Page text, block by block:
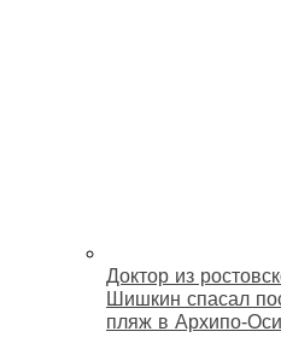
Доктор из
Шишкин спасал
пляж в